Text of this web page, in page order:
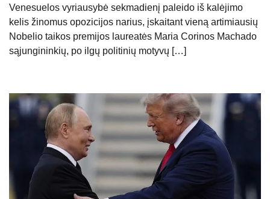
Venesuelos vyriausybė sekmadienį paleido iš kalėjimo
kelis žinomus opozicijos narius, įskaitant vieną artimiausių
Nobelio taikos premijos laureatės Maria Corinos Machado
sąjungininkių, po ilgų politinių motyvų […]